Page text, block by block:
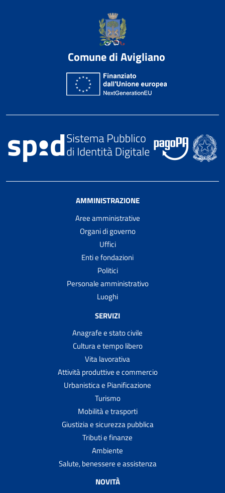
Comune di Avigliano
AMMINISTRAZIONE
Aree amministrative
Organi di governo
Uffici
Enti e fondazioni
Politici
Personale amministrativo
Luoghi
SERVIZI
Anagrafe e stato civile
Cultura e tempo libero
Vita lavorativa
Attività produttive e commercio
Urbanistica e Pianificazione
Turismo
Mobilità e trasporti
Giustizia e sicurezza pubblica
Tributi e finanze
Ambiente
Salute, benessere e assistenza
NOVITÀ